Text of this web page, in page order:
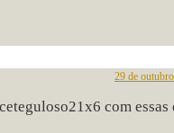
29 de
com essas